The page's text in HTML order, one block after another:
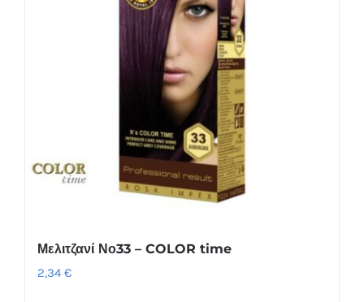
Μελιτζανί Νο33 – COLOR time
2,34 €